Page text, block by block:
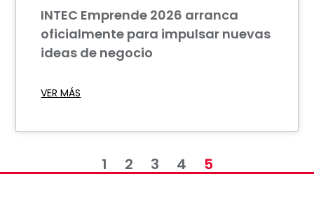
INTEC Emprende 2026 arranca
oficialmente para impulsar nuevas
ideas de negocio
VER MÁS
1 2 3 4 5